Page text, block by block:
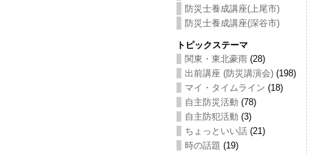
防災士養成講座(上尾市)
防災士養成講座(深谷市)
トピックステーマ
関東・東北豪雨 (28)
出前講座 (防災講演会) (198)
マイ・タイムライン (18)
自主防災活動 (78)
自主防犯活動 (3)
ちょっといい話 (21)
時の話題 (19)